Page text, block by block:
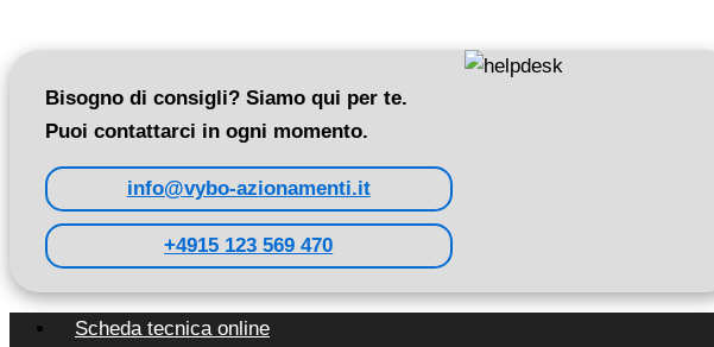
Bisogno di consigli? Siamo qui per te.
Puoi contattarci in ogni momento.
info@vybo-azionamenti.it
+4915 123 569 470
Scheda tecnica online